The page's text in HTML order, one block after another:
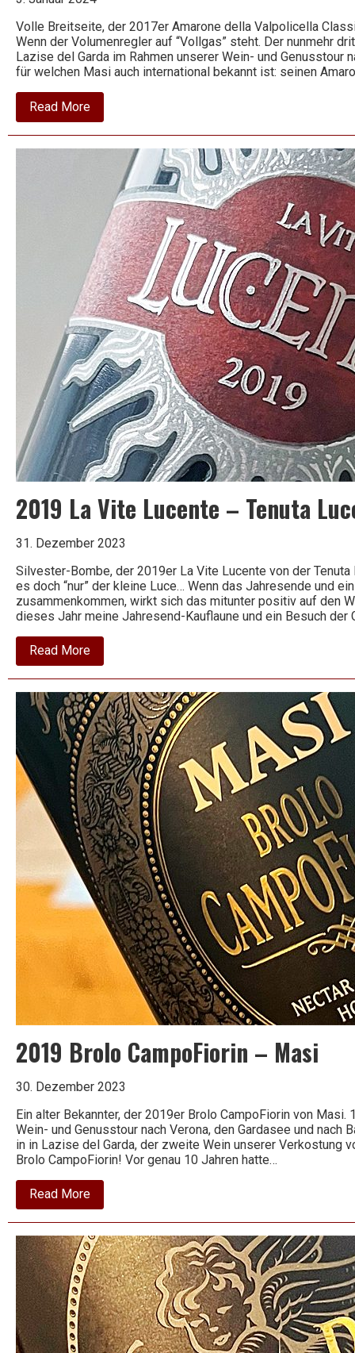
Volle Breitseite, der 2017er Amarone della Valpolicella
Wenn der Volumenregler auf “Vollgas” steht. Der nunmehr
Lazise del Garda im Rahmen unserer Wein- und Genusstour
für welchen Masi auch international bekannt ist: seinen
Read Moreabout
2017
Amarone
Riserva
Costasera
Masi
2019 La Vite Lucente – Tenuta
31. Dezember 2023
Silvester-Bombe, der 2019er La Vite Lucente von der
es doch “nur” der kleine Luce… Wenn das Jahresende und
zusammenkommen, wirkt sich das mitunter positiv auf den
dieses Jahr meine Jahresend-Kauflaune und ein Besuch der
Read Moreabout
2019
La
Lucente
–
Tenuta
Luce
2019 Brolo CampoFiorin – Masi
30. Dezember 2023
Ein alter Bekannter, der 2019er Brolo CampoFiorin von
Wein- und Genusstour nach Verona, den Gardasee und nach
in in Lazise del Garda, der zweite Wein unserer Verkostung
Brolo CampoFiorin! Vor genau 10 Jahren hatte…
Read Moreabout
2019
Brolo
–
Masi